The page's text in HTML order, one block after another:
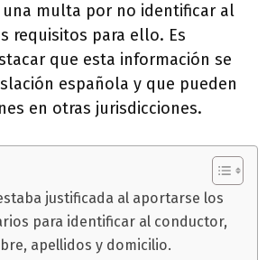
multa por no identificar al
requisitos para ello. Es
que esta información se
española y que pueden
en otras jurisdicciones.
justificada al aportarse los
para identificar al conductor,
apellidos y domicilio.